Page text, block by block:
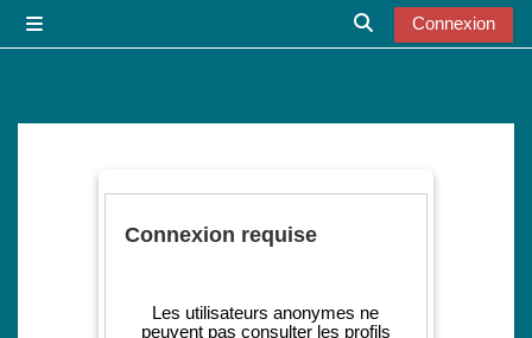
Activer/désactiver
Connexion
Connexion requise
Les utilisateurs anonymes ne
peuvent pas consulter les profils